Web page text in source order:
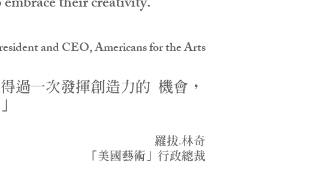
and CEO, Americans for the Arts
過一次發揮創造力的 機會，
羅拔.林奇
「美國藝術」行政總裁